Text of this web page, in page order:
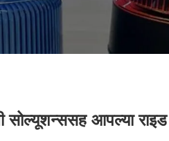
सोल्यूशन्ससह आपल्या